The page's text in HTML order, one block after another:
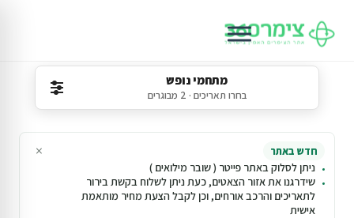
מתחמי נופש
בחרו תאריכים · 2 מבוגרים
חדש באתר
ניתן לסלוק באתר פייטר ( שובר מילואים )
שידרגנו את אזור הצאטים, כעת ניתן לשלוח בקשת בירור
לתאריכים והרכב אורחים, וכן לקבל הצעת מחיר מותאמת
אישית
×